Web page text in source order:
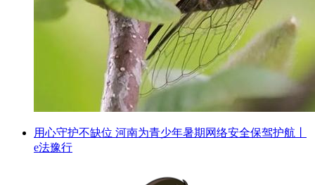
用心守护不缺位 河南为青少年暑期网络安全保驾护航丨
e法豫行